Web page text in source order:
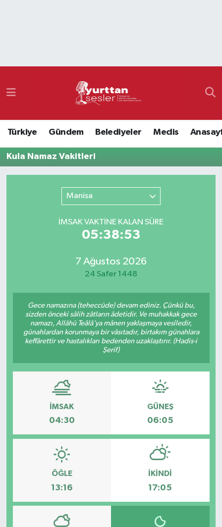
Türkiye Gündem Belediyeler Meclis
Kula Namaz Vakitleri
Manisa
İMSAK VAKTİNE KALAN SÜRE
05:38:53
7 Ağustos 2026
24 Safer 1448
Gece namazına (teheccüde) devam ediniz. Çünkü bu,
sizden önceki sâlih zâtların âdetidir. Ve muhakkak gece
namazı, Allâhü Teâlâ’ya mânen yaklaşmaya vesîledir,
günahlardan korunmaya bir vâsıtadır, birtakım günahlara
keffârettir ve hastalıkları bedenden uzaklaştırır. (Hadis-i
Şerif)
İMSAK
04:30
GÜNEŞ
06:05
ÖĞLE
13:16
İKINDI
17:05
Namaz Vakitleri
Süper Lig Puan Durumu ve Fikstür
Son Dakika Haberleri